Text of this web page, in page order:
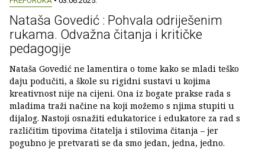
Nataša Govedić : Pohvala odriješenim
rukama. Odvažna čitanja i kritičke
pedagogije
Nataša Govedić ne lamentira o tome kako se mladi teško
daju podučiti, a škole su rigidni sustavi u kojima
kreativnost nije na cijeni. Ona iz bogate prakse rada s
mladima traži načine na koji možemo s njima stupiti u
dijalog. Nastoji osnažiti edukatorice i edukatore za rad s
različitim tipovima čitatelja i stilovima čitanja – jer
pogubno je pretvarati se da smo jedan, jedna, jedno.